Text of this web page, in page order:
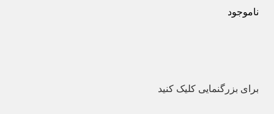
ناموجود
برای بزرگنمایی کلیک کنید